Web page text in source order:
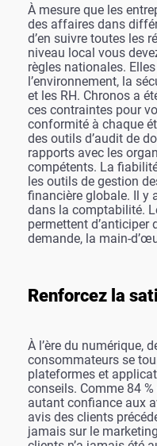
À mesure que les
des affaires dans
d’en suivre toutes les
niveau local vous
règles nationales.
l’environnement, la
et les RH. Chronos a
ces contraintes pour
conformité à chaque
des outils d’audit de
rapports avec les
compétents. La
les outils de gestion
financière globale. Il y
dans la comptabilité.
permettent d’anticiper
demande, la main-
Renforcez la
À l’ère du numérique,
consommateurs se
plateformes et
conseils. Comme 84
autant confiance aux
avis des clients
jamais sur le